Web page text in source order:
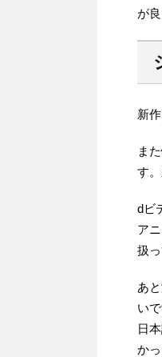
が
新
ま
す
dビ
ア
扱
あ
いで
日
か